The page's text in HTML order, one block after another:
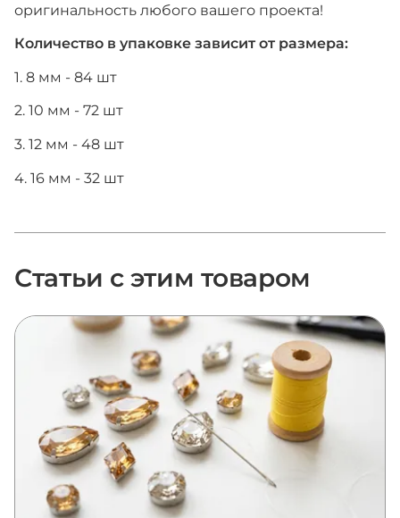
оригинальность любого вашего проекта!
Количество в упаковке зависит от размера:
1. 8 мм - 84 шт
2. 10 мм - 72 шт
3. 12 мм - 48 шт
4. 16 мм - 32 шт
Статьи с этим товаром